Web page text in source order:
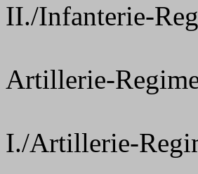
II./Infanterie-
Artillerie-
I./Artillerie-